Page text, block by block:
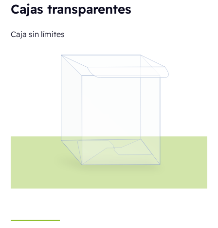
Cajas transparentes
Caja sin límites